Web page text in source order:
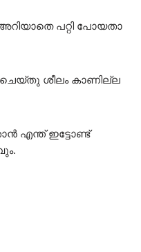
പറ്റി പോയതാ
ശീലം കാണില്ല
എന്ത് ഇട്ടോണ്ട്